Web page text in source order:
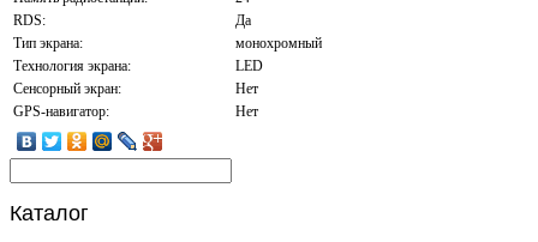
RDS:
Да
Тип экрана:
монохромный
Технология экрана:
LED
Сенсорный экран:
Нет
GPS-навигатор:
Нет
Каталог